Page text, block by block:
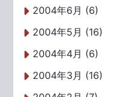
2004年6月 (6)
2004年5月 (16)
2004年4月 (6)
2004年3月 (16)